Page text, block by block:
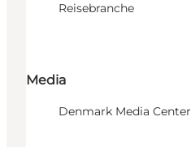
Reisebranche
Media
Denmark Media Center